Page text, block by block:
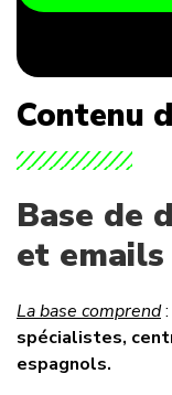
Contenu
Base de
et emails
La base comprend:
spécialistes,
espagnols.